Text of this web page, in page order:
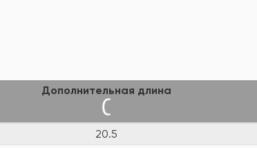
Дополнительная длина
20.5